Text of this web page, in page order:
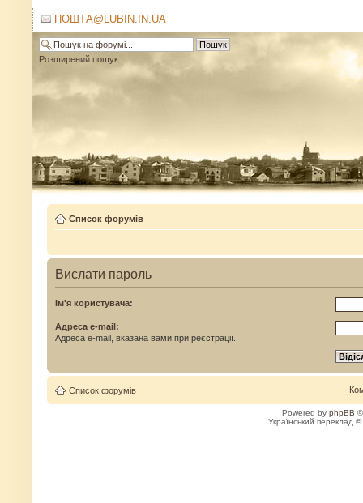
ПОШТА@LUBIN.IN.UA
Розширений пошук
Список форумів
Вислати пароль
Ім'я користувача:
Адреса e-mail:
Адреса e-mail, вказана вами при реєстрації.
Список форумів
Powered by phpBB
Український переклад